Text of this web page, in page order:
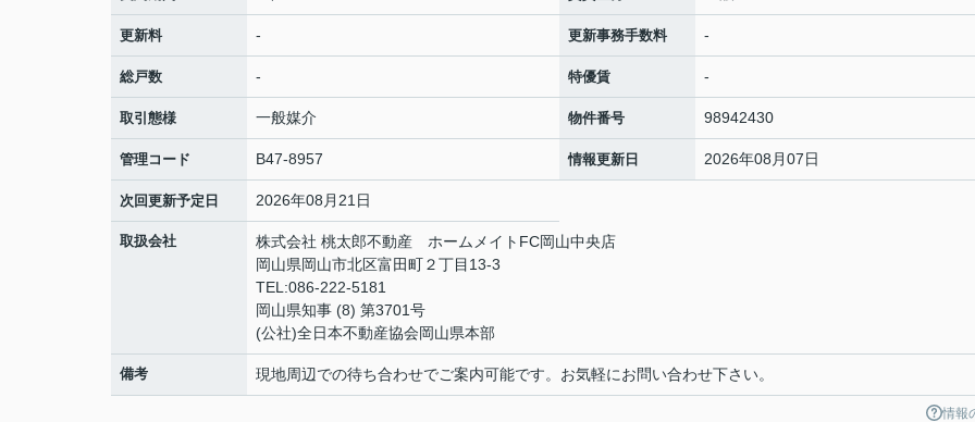
更新料 - 更新事務手数料 -
総戸数 - 特優賃 -
取引態様 一般媒介 物件番号 98942430
管理コード B47-8957 情報更新日 2026年08月07日
次回更新予定日 2026年08月21日
取扱会社
株式会社 桃太郎不動産 ホームメイトFC岡山中央店
岡山県岡山市北区富田町２丁目13-3
TEL:086-222-5181
岡山県知事 (8) 第3701号
(公社)全日本不動産協会岡山県本部
備考 現地周辺での待ち合わせでご案内可能です。お気軽にお問い合わせ下さい。
情報